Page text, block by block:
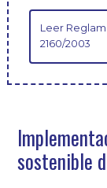
Leer
2160/2003
sostenible